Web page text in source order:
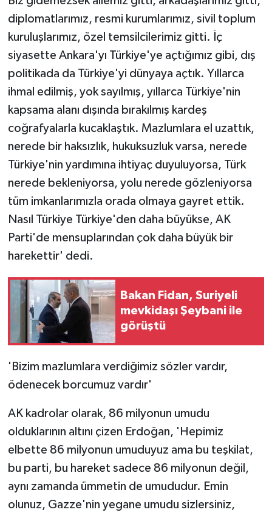
diplomatlarımız, resmi kurumlarımız, sivil toplum
kuruluşlarımız, özel temsilcilerimiz gitti. İç
siyasette Ankara'yı Türkiye'ye açtığımız gibi, dış
politikada da Türkiye'yi dünyaya açtık. Yıllarca
ihmal edilmiş, yok sayılmış, yıllarca Türkiye'nin
kapsama alanı dışında bırakılmış kardeş
coğrafyalarla kucaklaştık. Mazlumlara el uzattık,
nerede bir haksızlık, hukuksuzluk varsa, nerede
Türkiye'nin yardımına ihtiyaç duyuluyorsa, Türk
nerede bekleniyorsa, yolu nerede gözleniyorsa
tüm imkanlarımızla orada olmaya gayret ettik.
Nasıl Türkiye Türkiye'den daha büyükse, AK
Parti'de mensuplarından çok daha büyük bir
harekettir' dedi.
Bakan Fidan, Suriyeli
mevkidaşı Şeybani ile
görüştü
'Bizim mazlumlara verdiğimiz sözler vardır,
ödenecek borcumuz vardır'
AK kadrolar olarak, 86 milyonun umudu
olduklarının altını çizen Erdoğan, 'Hepimiz
elbette 86 milyonun umuduyuz ama bu teşkilat,
bu parti, bu hareket sadece 86 milyonun değil,
aynı zamanda ümmetin de umududur. Emin
olunuz, Gazze'nin yegane umudu sizlersiniz,